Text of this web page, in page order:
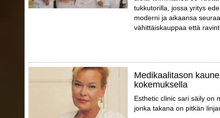
tukkutorilla, jossa yritys
moderni ja aikaansa
vähittäiskauppaa että
Medikaalitason
kokemuksella
Esthetic clinic sari säily on
jonka takana on pitkän